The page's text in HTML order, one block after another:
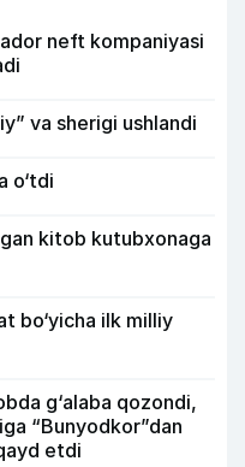
neft kompaniyasi
va sherigi ushlandi
o‘tdi
kitob kutubxonaga
bo‘yicha ilk milliy
g‘alaba qozondi,
“Bunyodkor”dan
etdi